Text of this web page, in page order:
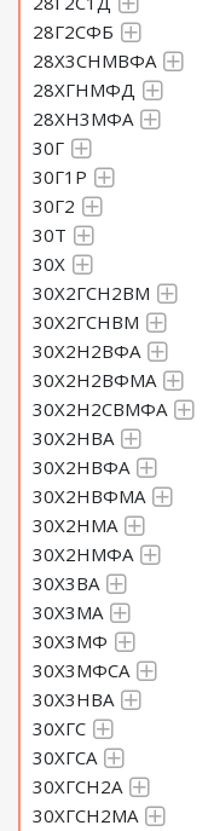
28Г2СФБ
28Х3СНМВФА
28ХГНМФД
28ХН3МФА
30Г
30Г1Р
30Г2
30Т
30Х
30Х2ГСН2ВМ
30Х2ГСНВМ
30Х2Н2ВФА
30Х2Н2ВФМА
30Х2Н2СВМФА
30Х2НВА
30Х2НВФА
30Х2НВФМА
30Х2НМА
30Х2НМФА
30Х3ВА
30Х3МА
30Х3МФ
30Х3МФСА
30Х3НВА
30ХГС
30ХГСА
30ХГСН2А
30ХГСН2МА